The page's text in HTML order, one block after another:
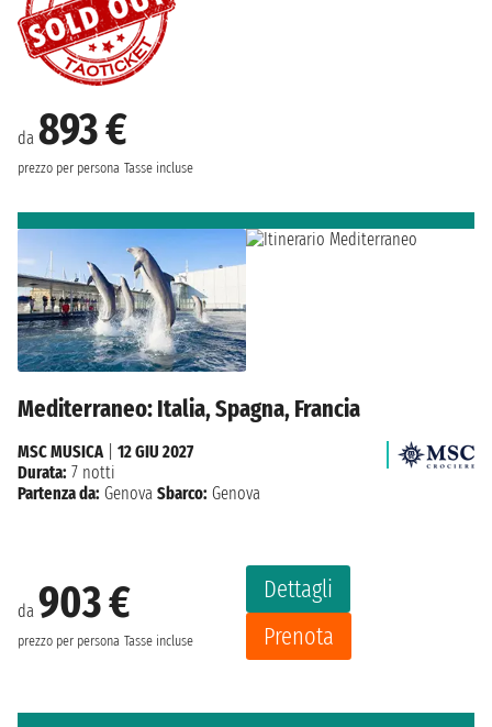
da 893 €
prezzo per persona Tasse incluse
Mediterraneo: Italia, Spagna, Francia
da 903 €
prezzo per persona Tasse incluse
Dettagli
Prenota
MSC MUSICA| 12 GIU 2027
Durata: 7 notti
Partenza da: Genova Sbarco: Genova